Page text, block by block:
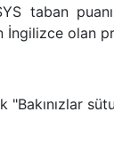
taban
olan
"Bakınızlar